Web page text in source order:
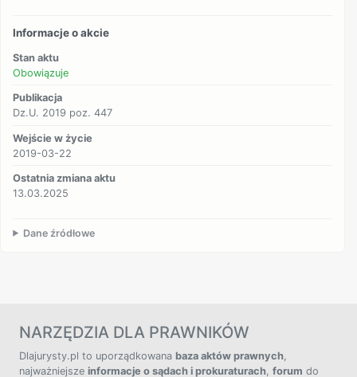
Informacje o akcie
Stan aktu
Obowiązuje
Publikacja
Dz.U. 2019 poz. 447
Wejście w życie
2019-03-22
Ostatnia zmiana aktu
13.03.2025
Dane źródłowe
NARZĘDZIA DLA PRAWNIKÓW
Dlajurysty.pl to uporządkowana baza aktów prawnych,
najważniejsze informacje o sądach i prokuraturach, forum do